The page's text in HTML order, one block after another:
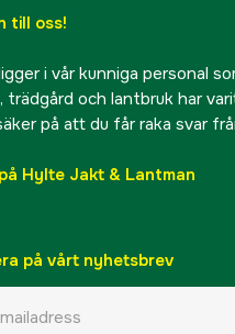
till oss!
i vår kunniga personal
trädgård och lantbruk har
på att du får raka svar
Hylte Jakt & Lantman
på vårt nyhetsbrev